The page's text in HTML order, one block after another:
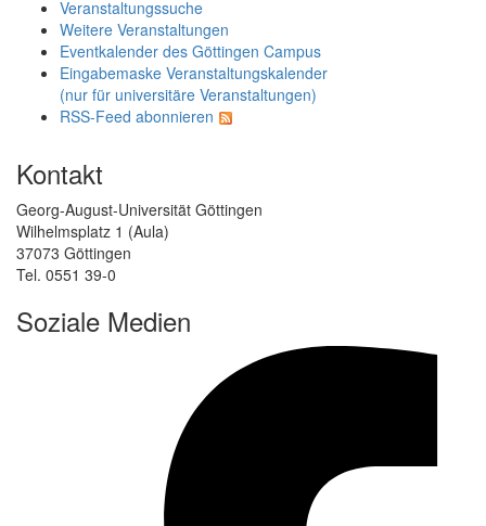
Veranstaltungssuche
Weitere Veranstaltungen
Eventkalender des Göttingen Campus
Eingabemaske Veranstaltungskalender
(nur für universitäre Veranstaltungen)
RSS-Feed abonnieren
Kontakt
Georg-August-Universität Göttingen
Wilhelmsplatz 1 (Aula)
37073 Göttingen
Tel. 0551 39-0
Soziale Medien